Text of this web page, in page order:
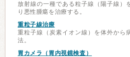
放射線の一種である粒子線（陽子線）
り悪性腫瘍を治療する。
重粒子線治療
重粒子線（炭素イオン線）を体外から
法。
胃カメラ（胃内視鏡検査）